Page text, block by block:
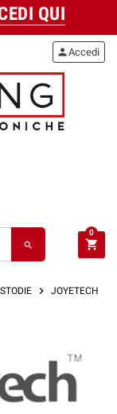
QUI
search
personAccedi
shopping_cart
0
chevron_right JOYETECH